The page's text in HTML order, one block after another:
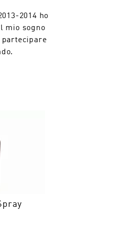
2014 ho
mio sogno
partecipare